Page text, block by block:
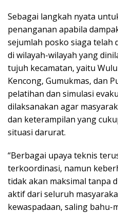
Sebagai langkah nyata
penanganan apabila
sejumlah posko siaga telah
di wilayah-wilayah yang
tujuh kecamatan, yaitu
Kencong, Gumukmas, dan
pelatihan dan simulasi
dilaksanakan agar
dan keterampilan yang
situasi darurat.
“Berbagai upaya teknis
terkoordinasi, namun
tidak akan maksimal tanpa
aktif dari seluruh
kewaspadaan, saling bahu-